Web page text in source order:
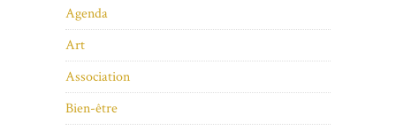
Agenda
Art
Association
Bien-être